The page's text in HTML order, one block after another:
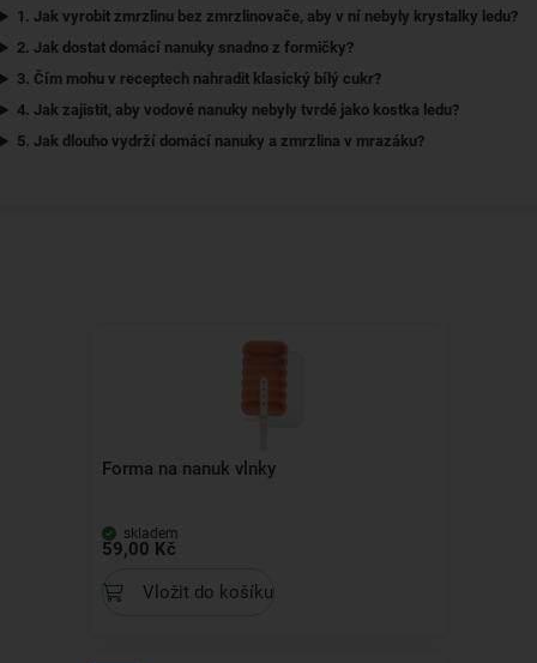
1. Jak vyrobit zmrzlinu bez zmrzlinovače, aby v ní nebyly krystalky ledu?
2. Jak dostat domácí nanuky snadno z formičky?
3. Čím mohu v receptech nahradit klasický bílý cukr?
4. Jak zajistit, aby vodové nanuky nebyly tvrdé jako kostka ledu?
5. Jak dlouho vydrží domácí nanuky a zmrzlina v mrazáku?
Forma na nanuk vlnky
skladem
59,00 Kč
Vložit do košíku